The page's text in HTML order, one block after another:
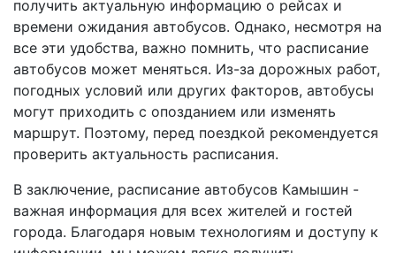
получить актуальную информацию о рейсах и
времени ожидания автобусов. Однако, несмотря на
все эти удобства, важно помнить, что расписание
автобусов может меняться. Из-за дорожных работ,
погодных условий или других факторов, автобусы
могут приходить с опозданием или изменять
маршрут. Поэтому, перед поездкой рекомендуется
проверить актуальность расписания.
В заключение, расписание автобусов Камышин -
важная информация для всех жителей и гостей
города. Благодаря новым технологиям и доступу к